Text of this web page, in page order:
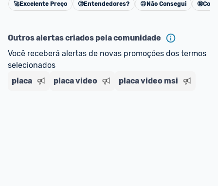
Cancelar
🚀Excelente Preço 🧐Entendedores? 😢 Não Consegui 🤩
Outros alertas criados pela comunidade
Você receberá alertas de novas promoções dos termos
selecionados
placa
placa video placa video msi